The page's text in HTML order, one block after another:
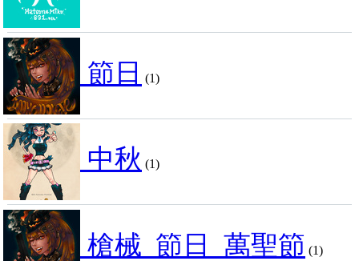
節日 (1)
中秋 (1)
槍械_節日_萬聖節 (1)